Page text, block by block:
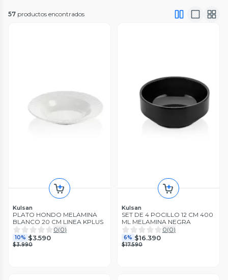
57 productos encontrados
Kulsan
PLATO HONDO MELAMINA
BLANCO 20 CM LINEA KPLUS
0(0)
10% $3.590
$3.990
Kulsan
SET DE 4 POCILLO 12 CM 400
ML MELAMINA NEGRA
0(0)
6% $16.390
$17.590